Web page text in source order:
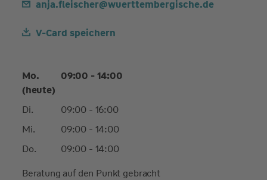
anja.fleischer@wuerttembergische.de
V-Card speichern
Mo.
(heute)
09:00 - 14:00
Di.
09:00 - 16:00
Mi.
09:00 - 14:00
Do.
09:00 - 14:00
Beratung auf den Punkt gebracht